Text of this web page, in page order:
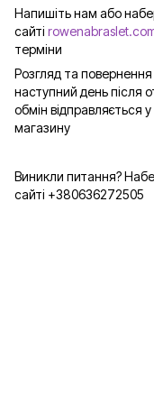
Напишіть нам або
сайті
терміни
Розгляд та
наступний день після
обмін відправляється
магазину
Виникли питання?
сайті +380636272505